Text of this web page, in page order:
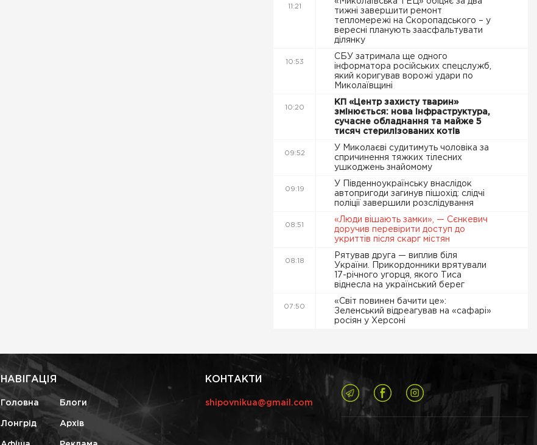
11:21
тижні завершити ремонт
тепломережі на Скоропадського – у
вересні планують заасфальтувати
ділянку
10:53
СБУ затримала ще одного
інформатора російських спецслужб,
який коригував ворожі удари по
Миколаївщині
10:20
КП «Центр захисту тварин»
змінюється: нова інфраструктура,
сучасне обладнання та майже 5
тисяч стерилізованих котів
09:52
У Миколаєві судитимуть чоловіка за
спричинення тяжких тілесних
ушкоджень знайомому
09:19
У Південноукраїнську внаслідок
автопригоди загинув пішохід: слідчі
поліції завершили розслідування
08:51
«Люди вішають замки», — Сєнкевич
доручив перевірити доступ до
укриттів після скарг містян
08:18
Рятував друга — виплив біля
України. Прикордонники врятували
17-річного угорця, якого Тиса
віднесла на український берег
07:50
«Світ повинен бачити це»:
Зеленський відреагував на «сафарі»
росіян у Херсоні
НАВІГАЦІЯ
Головна Блоги
Лонгрід Архів
КОНТАКТИ
shipovnikua@gmail.com